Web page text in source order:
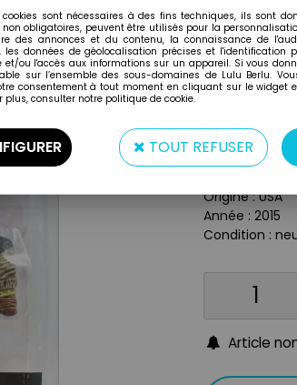
McFarlane
THE
Type :
Matière :
Origine : USA
Année : 2015
Condition :
Article
cookies sont nécessaires à des fins techniques, ils sont
non obligatoires, peuvent être utilisés pour la
des annonces et du contenu, la connaissance de
les données de géolocalisation précises et l'identification
et/ou l'accès aux informations sur un appareil. Si vous
sur l’ensemble des sous-domaines de Lulu Berlu.
consentement à tout moment en cliquant sur le widget
plus, consulter notre politique de cookie.
TOUT REFUSER